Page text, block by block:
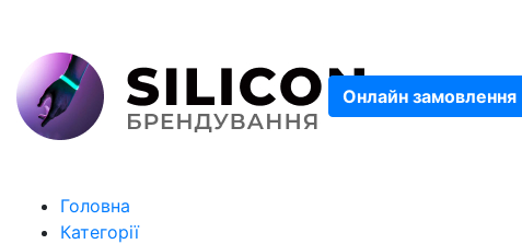
Онлайн замовлення
Головна
Категорії